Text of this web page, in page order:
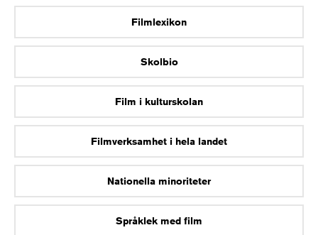
Filmlexikon
Skolbio
Film i kulturskolan
Filmverksamhet i hela landet
Nationella minoriteter
Språklek med film